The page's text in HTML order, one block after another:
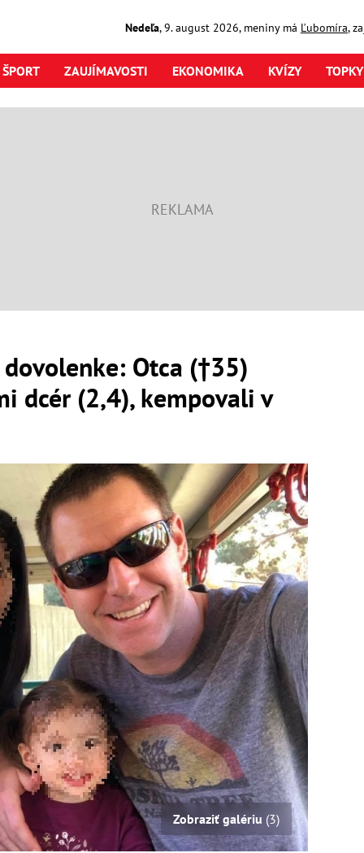
Nedeľa,9. august2026, meniny má Ľubomíra,
ŠPORT ZAUJÍMAVOSTI EKONOMIKA KVÍZY
Otca (†35)
dcér (2,4), kempovali v
Zobraziť galériu (3)